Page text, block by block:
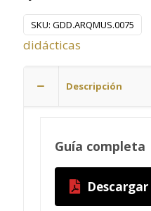
SKU: GDD.ARQMUS.0075
didácticas
Descripción
Guía completa
Descargar